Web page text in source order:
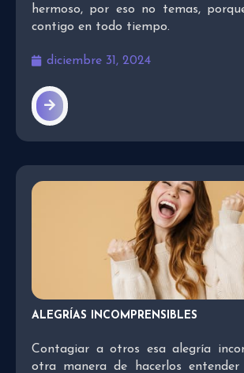
hermoso, por eso no temas,
contigo en todo tiempo.
diciembre 31, 2024
ALEGRÍAS INCOMPRENSIBLES
Contagiar a otros esa alegría
otra manera de hacerlos entender